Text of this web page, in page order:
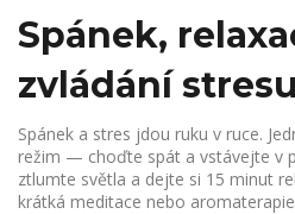
Spánek,
zvládání stresu
Spánek a stres jdou ruku v ruce.
režim — choďte spát a vstávejte v
ztlumte světla a dejte si 15 minut
krátká meditace nebo